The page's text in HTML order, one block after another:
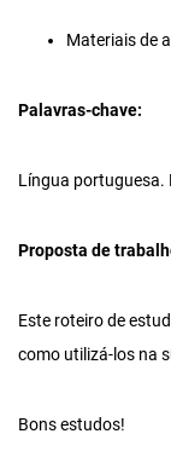
Materiais de
Palavras-chave:
Língua portuguesa.
Proposta de
Este roteiro de
como utilizá-los na
Bons estudos!